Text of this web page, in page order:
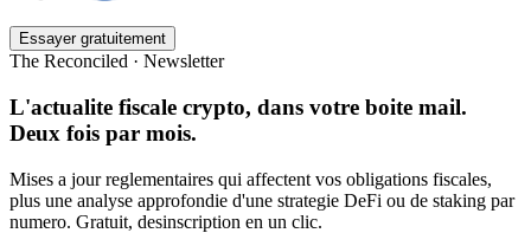
Essayer gratuitement
The Reconciled · Newsletter
L'actualite fiscale crypto, dans votre boite mail.
Deux fois par mois.
Mises a jour reglementaires qui affectent vos obligations fiscales,
plus une analyse approfondie d'une strategie DeFi ou de staking par
numero. Gratuit, desinscription en un clic.